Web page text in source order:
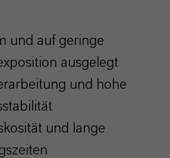
und auf geringe
ausgelegt
und hohe
und lange